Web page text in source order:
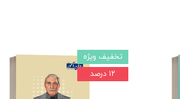
تخفیف ویژه
۱۲ درصد